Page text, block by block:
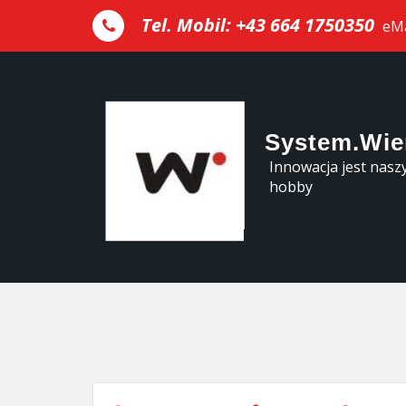
Skip to the content
Tel. Mobil: +43 664 1750350
Innowacja jest
hobby